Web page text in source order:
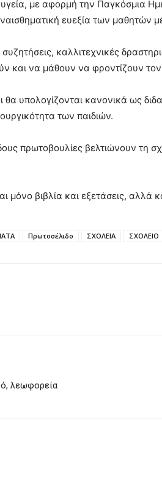
με αφορμή την Παγκόσμια
ευεξία των μαθητών
καλλιτεχνικές
και να μάθουν να φροντίζουν
υπολογίζονται κανονικά ως
των παιδιών.
πρωτοβουλίες βελτιώνουν τη
μόνο βιβλία και εξετάσεις, αλλά
Πρωτοσέλιδο ΣΧΟΛΕΙΑ ΣΧΟΛΕΙΟ
λεωφορεία